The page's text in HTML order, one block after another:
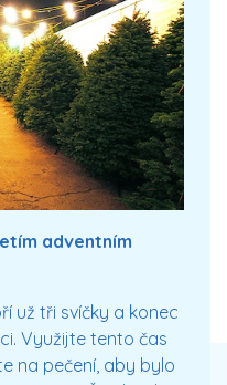
adventním
už tři svíčky a konec
Využijte tento čas
na pečení, aby bylo